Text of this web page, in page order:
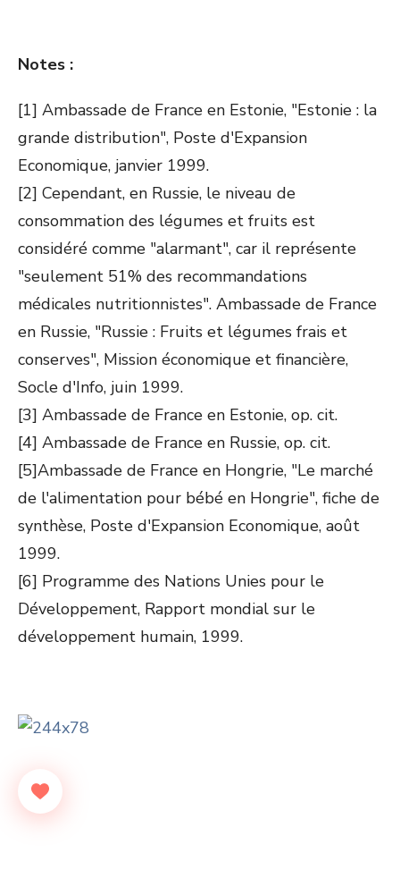
Notes :
[1] Ambassade de France en Estonie, "Estonie : la
grande distribution", Poste d'Expansion
Economique, janvier 1999.
[2] Cependant, en Russie, le niveau de
consommation des légumes et fruits est
considéré comme "alarmant", car il représente
"seulement 51% des recommandations
médicales nutritionnistes". Ambassade de France
en Russie, "Russie : Fruits et légumes frais et
conserves", Mission économique et financière,
Socle d'Info, juin 1999.
[3] Ambassade de France en Estonie, op. cit.
[4] Ambassade de France en Russie, op. cit.
[5]Ambassade de France en Hongrie, "Le marché
de l'alimentation pour bébé en Hongrie", fiche de
synthèse, Poste d'Expansion Economique, août
1999.
[6] Programme des Nations Unies pour le
Développement, Rapport mondial sur le
développement humain, 1999.